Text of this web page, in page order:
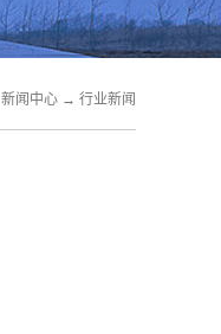
新闻中心 → 行业新闻